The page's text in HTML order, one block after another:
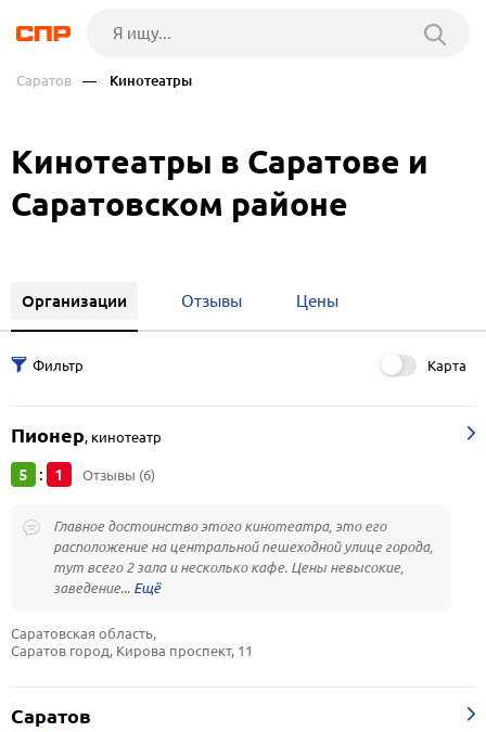
Саратов — Кинотеатры
Кинотеатры в Саратове и
Саратовском районе
Организации Отзывы Цены
Карта
Пионер, кинотеатр
5 : 1 Отзывы (6)
Главное достоинство этого кинотеатра, это его
расположение на центральной пешеходной улице города,
тут всего 2 зала и несколько кафе. Цены невысокие,
заведение...
Саратовская область,
Саратов город, Кирова проспект, 11
Саратов